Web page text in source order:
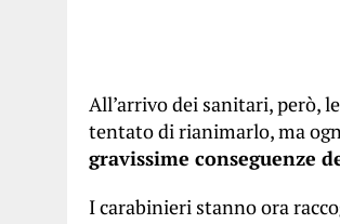
All’arrivo dei sanitari, però, le
tentato di rianimarlo, ma
gravissime conseguenze
I carabinieri stanno ora